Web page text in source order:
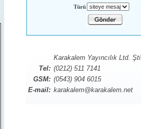
Türü
Karakalem Yayıncılık Ltd.
Tel: (0212) 511 7141
GSM: (0543) 904 6015
E-mail: karakalem@karakalem.net